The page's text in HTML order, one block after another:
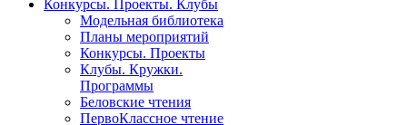
Конкурсы. Проекты. Клубы
Модельная библиотека
Планы мероприятий
Конкурсы. Проекты
Клубы. Кружки.
Программы
Беловские чтения
ПервоКлассное чтение